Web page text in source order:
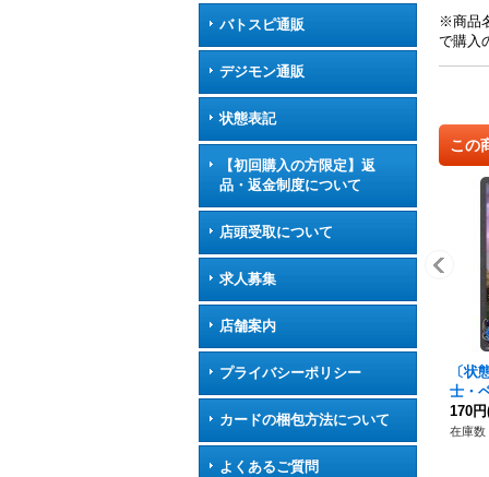
バトスピ通販
デジモン通販
状態表記
【初回購入の方限定】返
品・返金制度について
店頭受取について
求人募集
店舗案内
プライバシーポリシー
カードの梱包方法について
よくあるご質問
※商品
で購入
この
〔状
士・
プレ
《ウ
170円
在庫数